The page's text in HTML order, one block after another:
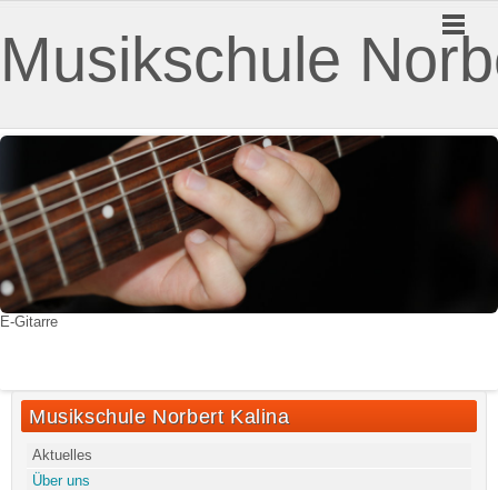
Musikschule
E-Gitarre
Musikschule Norbert Kalina
Aktuelles
Über uns